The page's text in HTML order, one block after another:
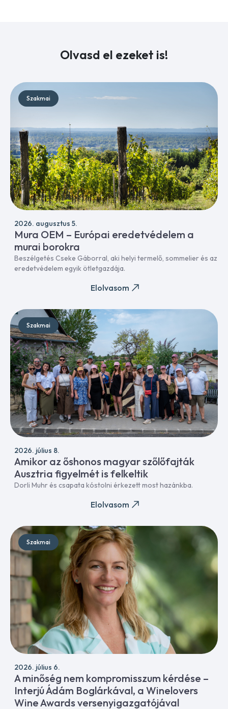
Olvasd el ezeket is!
Szakmai
2026. augusztus 5.
Mura OEM – Európai eredetvédelem a
murai borokra
Beszélgetés Cseke Gáborral, aki helyi termelő, sommelier és az
eredetvédelem egyik ötletgazdája.
Elolvasom
Szakmai
2026. július 8.
Amikor az őshonos magyar szőlőfajták
Ausztria figyelmét is felkeltik
Dorli Muhr és csapata kóstolni érkezett most hazánkba.
Elolvasom
Szakmai
2026. július 6.
A minőség nem kompromisszum kérdése –
Interjú Ádám Boglárkával, a Winelovers
Wine Awards versenyigazgatójával